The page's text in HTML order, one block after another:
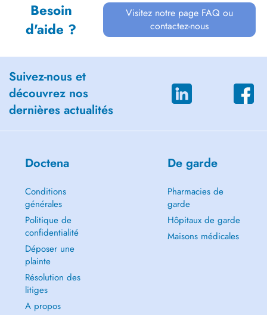
Besoin
d'aide ?
Visitez notre page FAQ ou
contactez-nous
Suivez-nous et
découvrez nos
dernières actualités
Doctena
Conditions
générales
Politique de
confidentialité
Déposer une
plainte
Résolution des
litiges
A propos
De garde
Pharmacies de
garde
Hôpitaux de garde
Maisons médicales